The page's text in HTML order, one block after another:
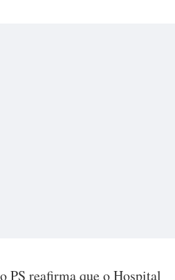
PS reafirma que o Hospital